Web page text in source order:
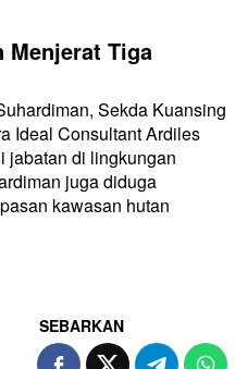
Menjerat Tiga
Sekda Kuansing
Ideal Consultant Ardiles
jabatan di lingkungan
juga diduga
kawasan hutan
SEBARKAN